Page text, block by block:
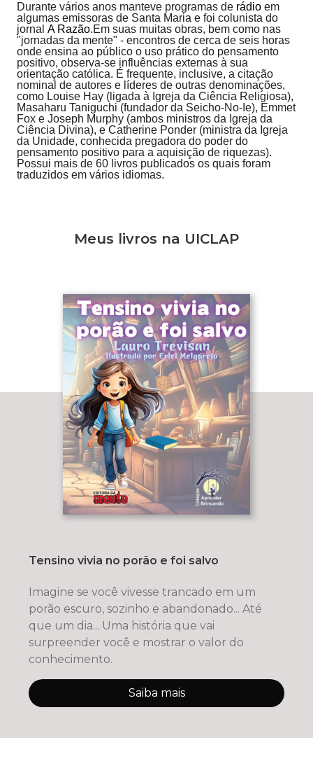
Durante vários anos manteve programas de rádio em
algumas emissoras de Santa Maria e foi colunista do
jornal A Razão.Em suas muitas obras, bem como nas
"jornadas da mente" - encontros de cerca de seis horas
onde ensina ao público o uso prático do pensamento
positivo, observa-se influências externas à sua
orientação católica. É frequente, inclusive, a citação
nominal de autores e líderes de outras denominações,
como Louise Hay (ligada à Igreja da Ciência Religiosa),
Masaharu Taniguchi (fundador da Seicho-No-Ie), Emmet
Fox e Joseph Murphy (ambos ministros da Igreja da
Ciência Divina), e Catherine Ponder (ministra da Igreja
da Unidade, conhecida pregadora do poder do
pensamento positivo para a aquisição de riquezas).
Possui mais de 60 livros publicados os quais foram
traduzidos em vários idiomas.
Meus livros na UICLAP
Tensino vivia no porão e foi salvo
Imagine se você vivesse trancado em um
porão escuro, sozinho e abandonado... Até
que um dia... Uma história que vai
surpreender você e mostrar o valor do
conhecimento.
Saiba mais